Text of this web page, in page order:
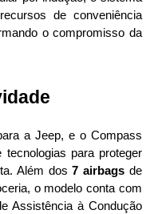
de conveniência
o compromisso da
a Jeep, e o Compass
para proteger
Além dos 7 airbags de
o modelo conta com
Assistência à Condução